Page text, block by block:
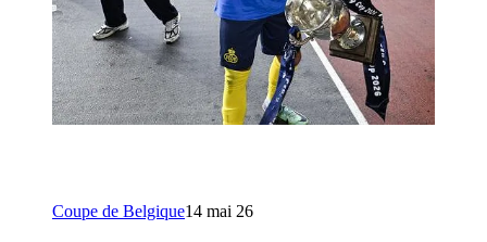
Coupe de Belgique14 mai 26